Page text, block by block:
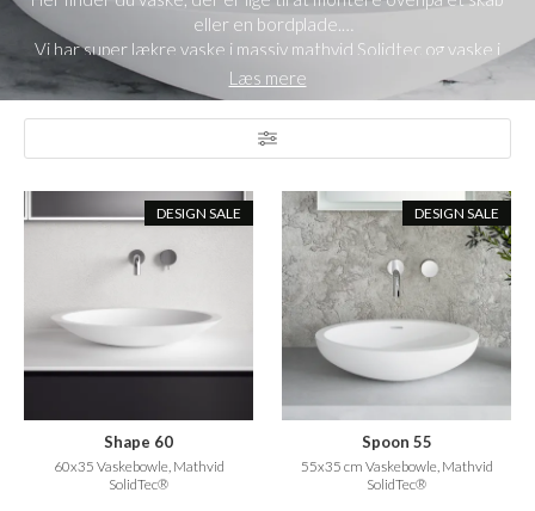
eller en bordplade.
Vi har super lækre vaske i massiv mathvid Solidtec og vaske i
porcelæn. De fås i flere størrelser og faconer.
Se efter den over top vask, der passer til dit badeværelse.
Læs mere
DESIGN SALE
Shape 60
60x35 Vaskebowle, Mathvid
SolidTec®
DESIGN SALE
Spoon 55
55x35 cm Vaskebowle, Mathvid
SolidTec®